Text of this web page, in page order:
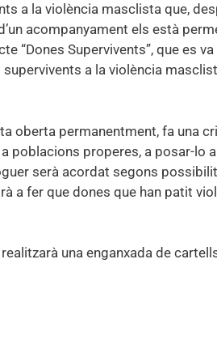
a la violència masclista que,
acompanyament els està
“Dones Supervivents”, que es
a la violència
oberta permanentment, fa una
poblacions properes, a posar-lo a
serà acordat segons
a fer que dones que han patit
una enganxada de